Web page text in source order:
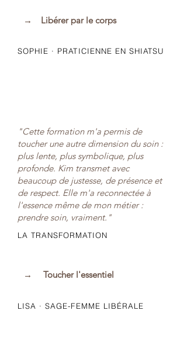
→ Libérer par le corps
SOPHIE · PRATICIENNE EN SHIATSU
"Cette formation m'a permis de
toucher une autre dimension du soin :
plus lente, plus symbolique, plus
profonde. Kim transmet avec
beaucoup de justesse, de présence et
de respect. Elle m'a reconnectée à
l'essence même de mon métier :
prendre soin, vraiment."
LA TRANSFORMATION
→ Toucher l'essentiel
LISA · SAGE-FEMME LIBÉRALE